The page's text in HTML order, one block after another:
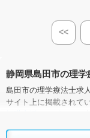
<<
静岡県島田市の理
島田市の理学療法士求
サイト上に掲載されて
にお